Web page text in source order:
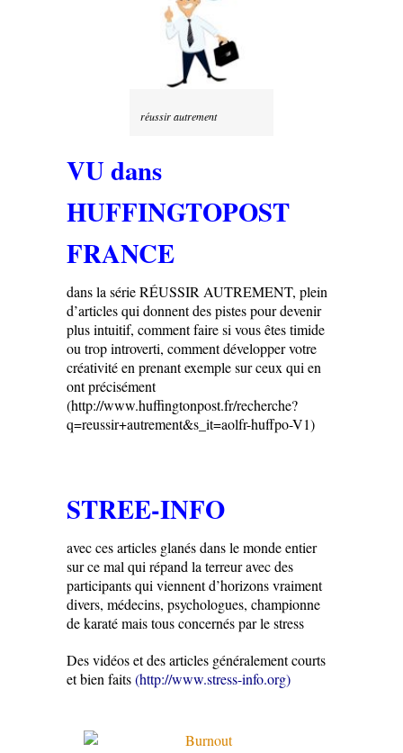
réussir autrement
VU dans
HUFFINGTOPOST
FRANCE
dans la série RÉUSSIR AUTREMENT, plein
d’articles qui donnent des pistes pour devenir
plus intuitif, comment faire si vous êtes timide
ou trop introverti, comment développer votre
créativité en prenant exemple sur ceux qui en
ont précisément
(http://www.huffingtonpost.fr/recherche?
q=reussir+autrement&s_it=aolfr-huffpo-V1)
STREE-INFO
avec ces articles glanés dans le monde entier
sur ce mal qui répand la terreur avec des
participants qui viennent d’horizons vraiment
divers, médecins, psychologues, championne
de karaté mais tous concernés par le stress
Des vidéos et des articles généralement courts
et bien faits(http://www.stress-info.org)